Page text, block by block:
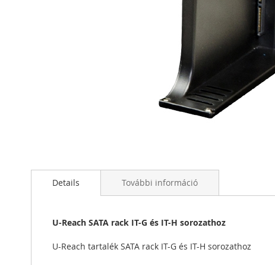
képgaléria
elejéreDetails
U-Reach SATA rack IT-G és IT-H sorozathoz
U-Reach tartalék SATA rack IT-G és IT-H sorozathoz
További információ